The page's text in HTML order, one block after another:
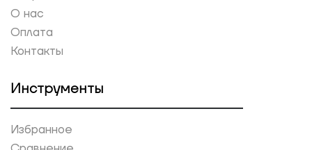
О нас
Оплата
Контакты
Инструменты
Избранное